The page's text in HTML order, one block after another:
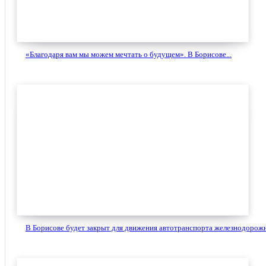
«Благодаря вам мы можем мечтать о будущем». В Борисове...
В Борисове будет закрыт для движения автотранспорта